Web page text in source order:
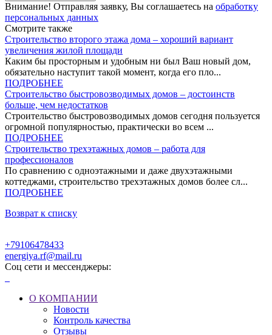
Внимание! Отправляя заявку, Вы соглашаетесь на обработку
персональных данных
Смотрите также
Строительство второго этажа дома – хороший вариант
увеличения жилой площади
Каким бы просторным и удобным ни был Ваш новый дом,
обязательно наступит такой момент, когда его пло...
ПОДРОБНЕЕ
Строительство быстровозводимых домов – достоинств
больше, чем недостатков
Строительство быстровозводимых домов сегодня пользуется
огромной популярностью, практически во всем ...
ПОДРОБНЕЕ
Строительство трехэтажных домов – работа для
профессионалов
По сравнению с одноэтажными и даже двухэтажными
коттеджами, строительство трехэтажных домов более сл...
ПОДРОБНЕЕ
Возврат к списку
+79106478433
energiya.rf@mail.ru
Соц сети и мессенджеры:
О КОМПАНИИ
Новости
Контроль качества
Отзывы